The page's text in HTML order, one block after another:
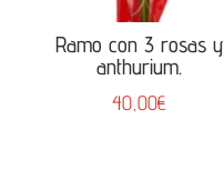
Ramo con 3 rosas y
anthurium.
40,00€